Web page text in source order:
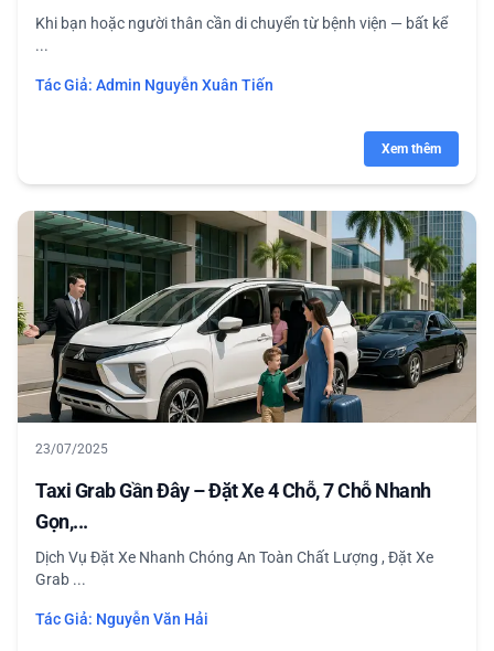
Khi bạn hoặc người thân cần di chuyển từ bệnh viện — bất kể
...
Tác Giả: Admin Nguyễn Xuân Tiến
Xem thêm
23/07/2025
Taxi Grab Gần Đây – Đặt Xe 4 Chỗ, 7 Chỗ Nhanh
Gọn,...
Dịch Vụ Đặt Xe Nhanh Chóng An Toàn Chất Lượng , Đặt Xe
Grab ...
Tác Giả: Nguyễn Văn Hải